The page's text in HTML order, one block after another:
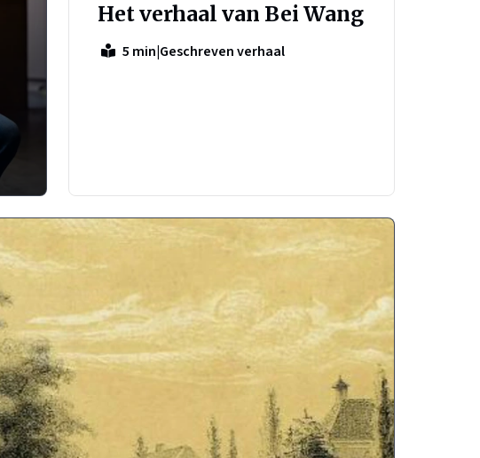
Het verhaal van Bei Wang
5 min|Geschreven verhaal